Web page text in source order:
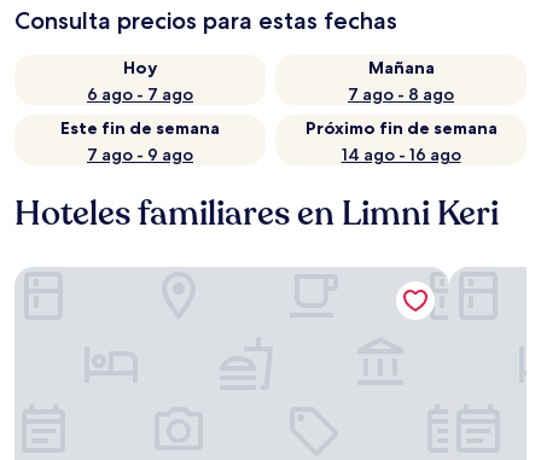
Consulta precios para estas fechas
Hoy
6 ago - 7 ago
Mañana
7 ago - 8 ago
Este fin de semana
7 ago - 9 ago
Próximo fin de semana
14 ago - 16 ago
Hoteles familiares en Limni Keri
Villa Panorama